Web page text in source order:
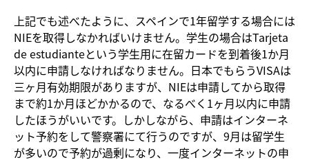
上記でも述べたように、スペインで1年留学する場合には
NIEを取得しなかればいけません。学生の場合はTarjeta
de estudianteという学生用に在留カードを到着後1か月
以内に申請しなければなりません。日本でもらうVISAは
三ヶ月有効期限がありますが、NIEは申請してから取得
まで約1か月ほどかかるので、なるべく1ヶ月以内に申請
したほうがいいです。しかしながら、申請はインターネ
ット予約をして警察署にて行うのですが、9月は留学生
が多いので予約が過剰になり、一度インターネットの申